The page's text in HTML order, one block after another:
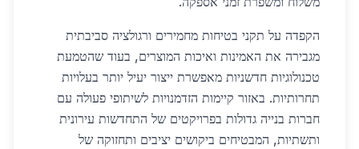
הקפדה על תקני בטיחות מחמירים ורגולציה סביבתית
מגבירה את האמינות ואיכות המוצרים, בעוד שהטמעת
טכנולוגיות חדשניות מאפשרת ייצור יעיל יותר בעלויות
תחרותיות. באזור קיימות הזדמנויות לשיתופי פעולה עם
חברות בנייה גדולות בפרויקטים של התחדשות עירונית
ותשתיות, המבטיחים ביקושים יציבים ותחזוקה של